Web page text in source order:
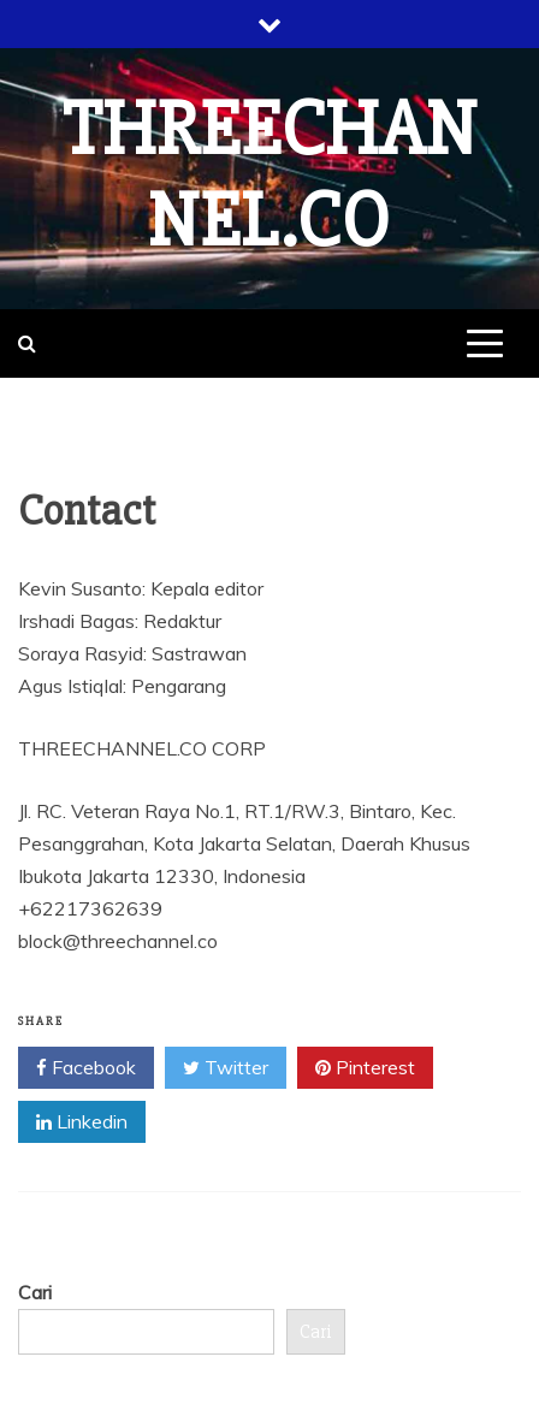
to
content
THREECHAN
NEL.CO
Contact
Kevin Susanto: Kepala editor
Irshadi Bagas: Redaktur
Soraya Rasyid: Sastrawan
Agus Istiqlal: Pengarang
THREECHANNEL.CO CORP
Jl. RC. Veteran Raya No.1, RT.1/RW.3, Bintaro, Kec.
Pesanggrahan, Kota Jakarta Selatan, Daerah Khusus
Ibukota Jakarta 12330, Indonesia
+62217362639
block@threechannel.co
SHARE
Facebook Twitter Pinterest
Linkedin
Cari
Cari